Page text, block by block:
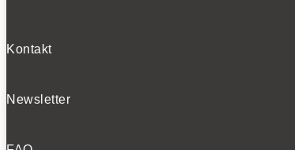
Kontakt
Newsletter